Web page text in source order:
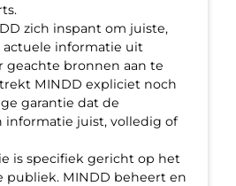
zich inspant om juiste,
actuele informatie uit
geachte bronnen aan te
MINDD expliciet noch
garantie dat de
informatie juist, volledig of
is specifiek gericht op het
publiek. MINDD beheert en